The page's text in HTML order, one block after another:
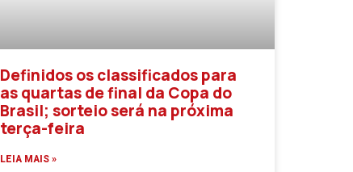
Definidos os classificados para
as quartas de final da Copa do
Brasil; sorteio será na próxima
terça-feira
LEIA MAIS »